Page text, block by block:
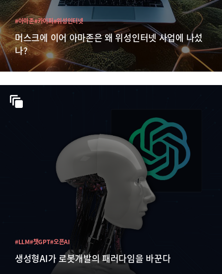
머스크에 이어 아마존은 왜 위성인터넷 사업에 나섰
나?
#아마존#카이퍼#위성인터넷
생성형AI가 로봇개발의 패러다임을 바꾼다
#LLM#챗GPT#오픈AI